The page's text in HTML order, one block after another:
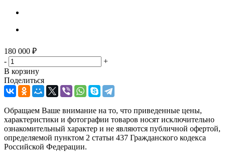
180 000 ₽
-
+
В корзину
Поделиться
Обращаем Ваше внимание на то, что приведенные цены,
характеристики и фотографии товаров носят исключительно
ознакомительный характер и не являются публичной офертой,
определяемой пунктом 2 статьи 437 Гражданского кодекса
Российской Федерации.